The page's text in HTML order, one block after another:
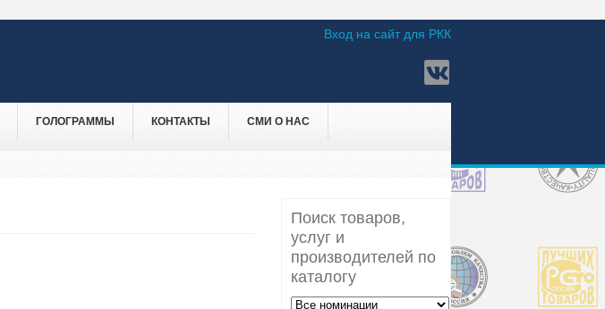
Вход на сайт для РКК
ГОЛОГРАММЫ КОНТАКТЫ СМИ О НАС
Поиск товаров,
услуг и
производителей по
каталогу